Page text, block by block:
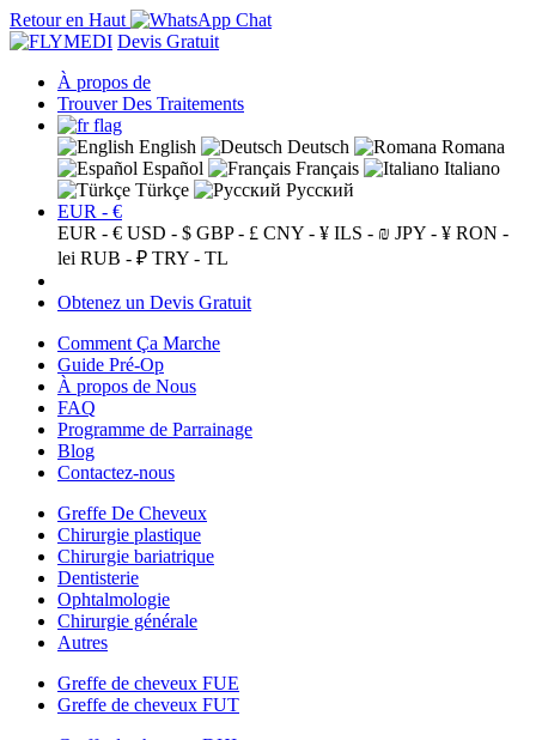
Retour en Haut
Devis Gratuit
À propos de
Trouver Des Traitements
English Deutsch
Romana
Español
Français
Italiano
Türkçe
Русский
EUR - €
EUR - € USD - $ GBP - £ CNY - ¥ ILS - ₪ JPY - ¥ RON -
lei RUB - ₽ TRY - TL
Obtenez un Devis Gratuit
Comment Ça Marche
Guide Pré-Op
À propos de Nous
FAQ
Programme de Parrainage
Blog
Contactez-nous
Greffe De Cheveux
Chirurgie plastique
Chirurgie bariatrique
Dentisterie
Ophtalmologie
Chirurgie générale
Autres
Greffe de cheveux FUE
Greffe de cheveux FUT